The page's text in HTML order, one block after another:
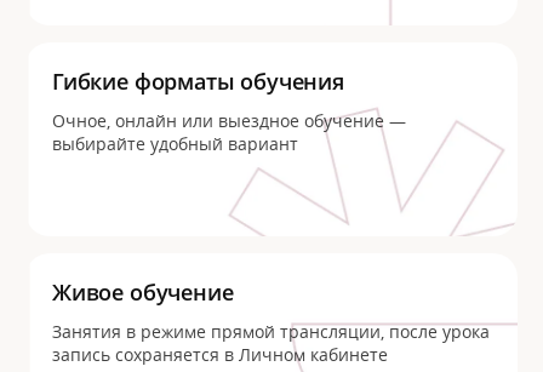
Гибкие форматы обучения
Очное, онлайн или выездное обучение —
выбирайте удобный вариант
Живое обучение
Занятия в режиме прямой трансляции, после урока
запись сохраняется в Личном кабинете